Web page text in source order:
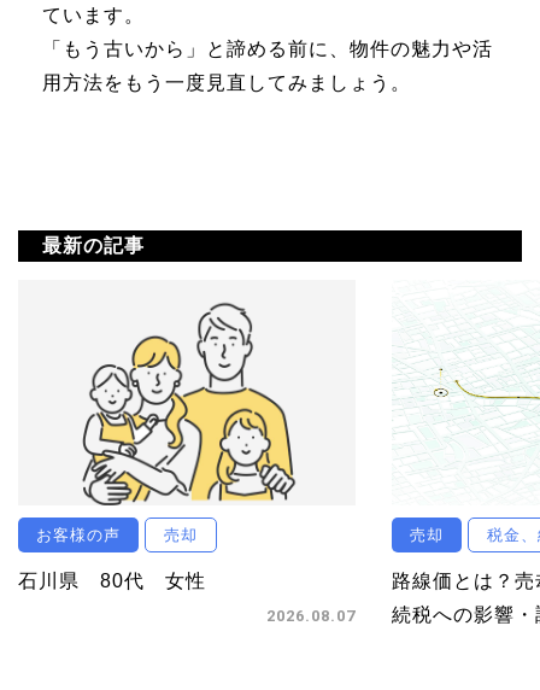
ています。
「もう古いから」と諦める前に、物件の魅力や活
用方法をもう一度見直してみましょう。
最新の記事
お客様の声 売却
石川県 80代 女性
2026.08.07
売却 税金
路線価とは？
続税への影響